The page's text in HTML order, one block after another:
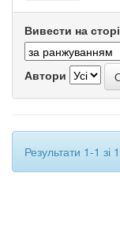
Вивести на
Автори
Результати 1-1 зі